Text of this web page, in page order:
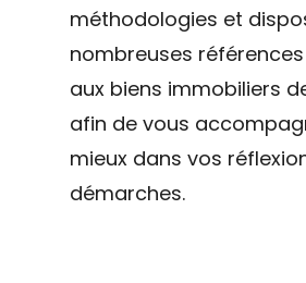
méthodologies et
nombreuses
aux biens immobiliers
afin de vous
mieux dans vos
démarches.